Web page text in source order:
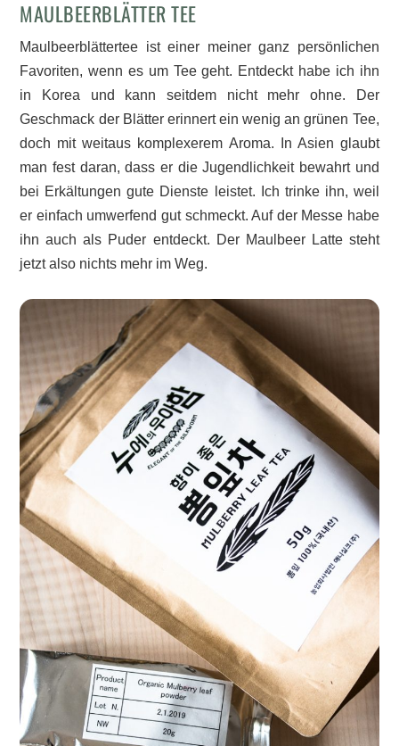
MAULBEERBLÄTTER TEE
Maulbeerblättertee ist einer meiner ganz persönlichen
Favoriten, wenn es um Tee geht. Entdeckt habe ich ihn
in Korea und kann seitdem nicht mehr ohne. Der
Geschmack der Blätter erinnert ein wenig an grünen Tee,
doch mit weitaus komplexerem Aroma. In Asien glaubt
man fest daran, dass er die Jugendlichkeit bewahrt und
bei Erkältungen gute Dienste leistet. Ich trinke ihn, weil
er einfach umwerfend gut schmeckt. Auf der Messe habe
ihn auch als Puder entdeckt. Der Maulbeer Latte steht
jetzt also nichts mehr im Weg.